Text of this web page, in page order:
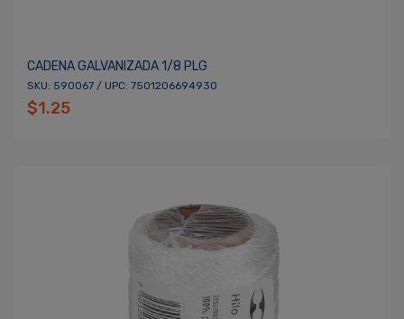
CADENA GALVANIZADA 1/8 PLG
SKU: 590067 / UPC: 7501206694930
$1.25